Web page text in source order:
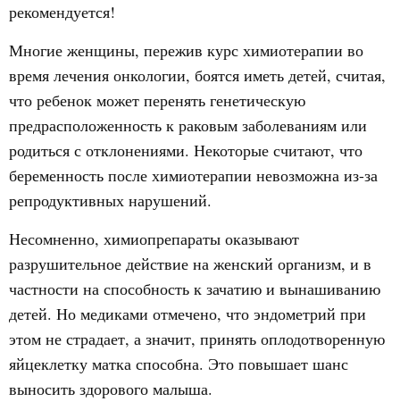
рекомендуется!
Многие женщины, пережив курс химиотерапии во
время лечения онкологии, боятся иметь детей, считая,
что ребенок может перенять генетическую
предрасположенность к раковым заболеваниям или
родиться с отклонениями. Некоторые считают, что
беременность после химиотерапии невозможна из-за
репродуктивных нарушений.
Несомненно, химиопрепараты оказывают
разрушительное действие на женский организм, и в
частности на способность к зачатию и вынашиванию
детей. Но медиками отмечено, что эндометрий при
этом не страдает, а значит, принять оплодотворенную
яйцеклетку матка способна. Это повышает шанс
выносить здорового малыша.